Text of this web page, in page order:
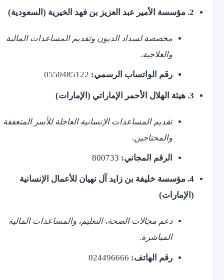
2. مؤسسة الأمير عبد العزيز بن فهد الخيرية (السعودية)
مخصصة لسداد الديون وتقديم المساعدات المالية
والعلاجية.
رقم الواتساب الرسمي:
3. هيئة الهلال الأحمر الإماراتي (الإمارات)
تقديم المساعدات الإنسانية العاجلة للأسر المتعففة
والمحتاجين.
الرقم المجاني:
4. مؤسسة خليفة بن زايد آل نهيان للأعمال الإنسانية
(الإمارات)
دعم مجالات الصحة، التعليم، والمساعدات المالية
المباشرة.
رقم الهاتف: